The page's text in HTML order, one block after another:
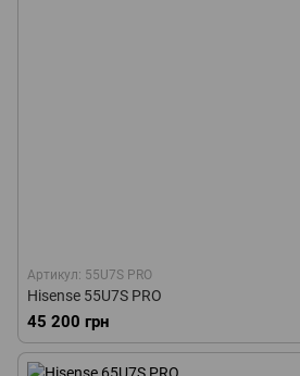
Артикул: 55U7S PRO
Hisense 55U7S PRO
45 200 грн